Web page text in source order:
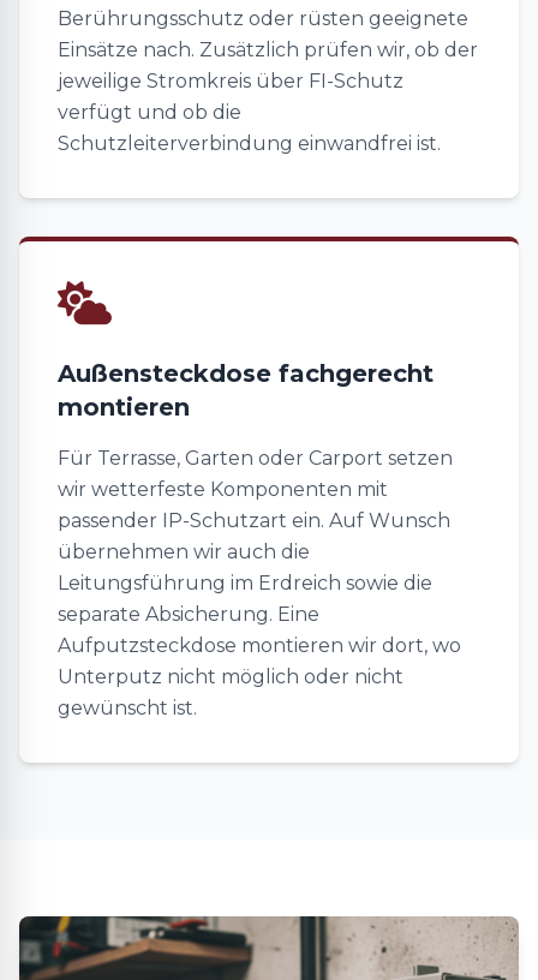
Berührungsschutz oder rüsten geeignete
Einsätze nach. Zusätzlich prüfen wir, ob der
jeweilige Stromkreis über FI-Schutz
verfügt und ob die
Schutzleiterverbindung einwandfrei ist.
Außensteckdose fachgerecht
montieren
Für Terrasse, Garten oder Carport setzen
wir wetterfeste Komponenten mit
passender IP-Schutzart ein. Auf Wunsch
übernehmen wir auch die
Leitungsführung im Erdreich sowie die
separate Absicherung. Eine
Aufputzsteckdose montieren wir dort, wo
Unterputz nicht möglich oder nicht
gewünscht ist.